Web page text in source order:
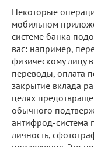
Некоторые
мобильном
системе банка
вас: например,
физическому лицу
переводы, оплата
закрытие вклада
целях
обычного
антифрод-система
личность,